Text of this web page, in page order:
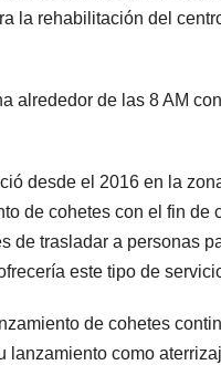
la rehabilitación del
alrededor de las 8 AM
desde el 2016 en la
de cohetes con el fin de
de trasladar a personas
este tipo de
de cohetes
lanzamiento como